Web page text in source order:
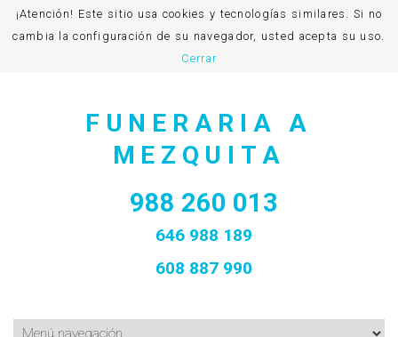
¡Atención! Este sitio usa cookies y tecnologías similares. Si no
cambia la configuración de su navegador, usted acepta su uso.
Cerrar
FUNERARIA A
MEZQUITA
988 260 013
646 988 189
608 887 990